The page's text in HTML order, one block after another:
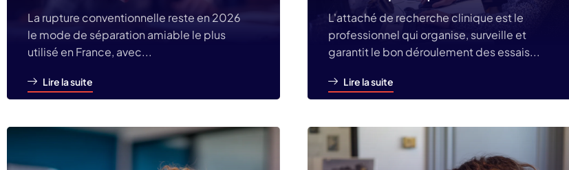
La rupture conventionnelle reste en 2026
le mode de séparation amiable le plus
utilisé en France, avec...
Lire la suite
L'attaché de recherche clinique est le
professionnel qui organise, surveille et
garantit le bon déroulement des essais...
Lire la suite